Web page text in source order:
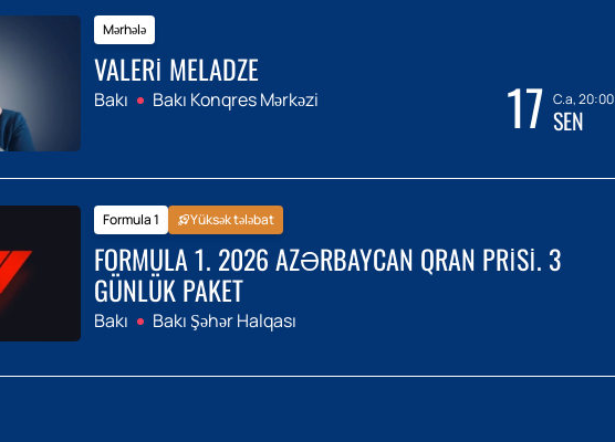
Mərhələ
VALERI MELADZE
Bakı Bakı Konqres Mərkəzi 17 C.a, 20:00
SEN
Formula 1 Yüksək tələbat
FORMULA 1. 2026 AZƏRBAYCAN QRAN PRISI. 3
GÜNLÜK PAKET
Bakı Bakı Şəhər Halqası